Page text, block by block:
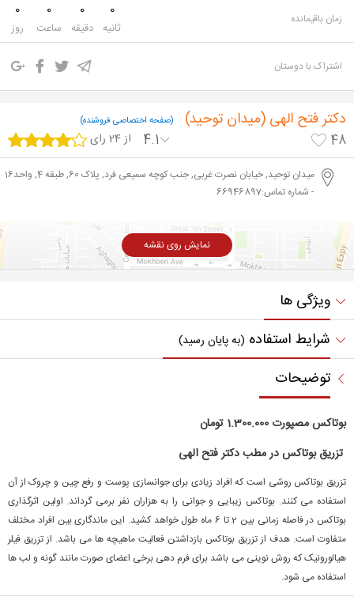
زمان باقیمانده 0
روز
0
ساعت
0
دقیقه
0
ثانیه
اشتراک با دوستان
دکتر فتح الهی (میدان توحید) (صفحه اختصاصی فروشنده)
48 از 24 رای 4.1
میدان توحید, خیابان نصرت غربی, جنب کوچه سمیعی فرد, پلاک 60, طبقه 4, واحد16
- شماره تماس:66946897
نمایش روی نقشه
ویژگی ها
شرایط استفاده (به پایان رسید)
توضیحات
بوتاکس مصپورت 1.300.000 تومان
تزریق بوتاکس در مطب دکتر فتح الهی
تزریق بوتاکس روشی است که افراد زیادی برای جوانسازی پوست و رفع چین و چروک از آن
استفاده می کنند. بوتاکس زیبایی و جوانی را به هزاران نفر برمی گرداند. اولین اثرگذاری
بوتاکس در فاصله‌ زمانی بین 2 تا 6 ماه طول خواهد کشید. این ماندگاری بین افراد مختلف
متفاوت است. هدف از تزریق بوتاکس بازداشتن فعالیت ماهیچه ها می باشد. از تزریق فیلر
هیالورونیک که روش نوینی می باشد برای فرم دهی برخی اعضای صورت مانند گونه و لب ها
استفاده می شود.